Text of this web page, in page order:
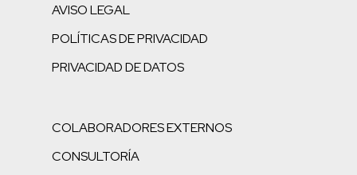
AVISO LEGAL
POLÍTICAS DE PRIVACIDAD
PRIVACIDAD DE DATOS
COLABORADORES EXTERNOS
CONSULTORÍA